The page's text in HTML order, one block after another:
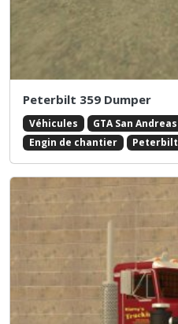
Peterbilt 359 Dumper
Véhicules GTA San Andreas
Engin de chantier
Peterbilt